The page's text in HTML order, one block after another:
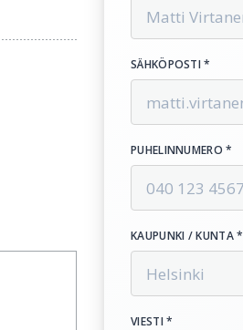
SÄHKÖPOSTI *
PUHELINNUMERO *
KAUPUNKI / KUNTA *
VIESTI *